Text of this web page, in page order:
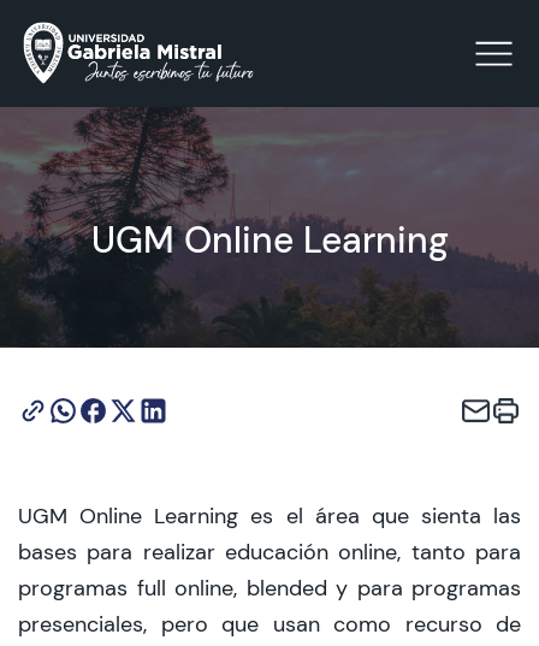
La Universidad
Facultades y Escuelas
Vinculación con el Medio
Acreditación
Admisión
UGM Online Learning
UGM Online Learning es el área que sienta las
bases para realizar educación online, tanto para
programas full online, blended y para programas
presenciales, pero que usan como recurso de